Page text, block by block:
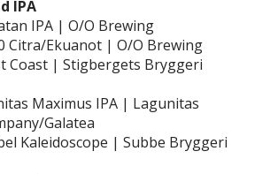
IPA
IPA | O/O Brewing
Citra/Ekuanot | O/O Brewing
Coast | Stigbergets Bryggeri
Maximus IPA | Lagunitas
Galatea
Kaleidoscope | Subbe Bryggeri